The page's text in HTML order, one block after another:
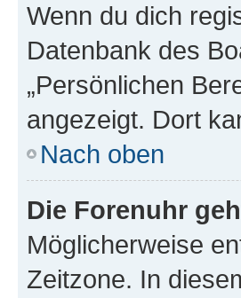
Wenn du dich
Datenbank des
„Persönlichen
angezeigt. Dort
Nach oben
Die Forenuhr
Möglicherweise
Zeitzone. In